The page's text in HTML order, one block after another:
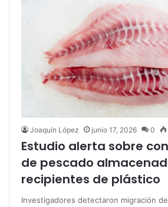
Joaquín López junio 17, 2026 0
Estudio alerta sobre
de pescado
recipientes de plástico
Investigadores detectaron migración